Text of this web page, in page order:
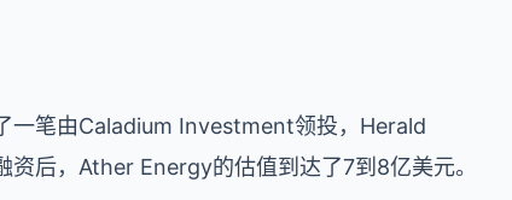
一笔由Caladium Investment领投，Herald
后，Ather Energy的估值到达了7到8亿美元。